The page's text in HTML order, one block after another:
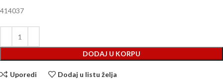
414037
DODAJ U KORPU
Uporedi Dodaj u listu želja